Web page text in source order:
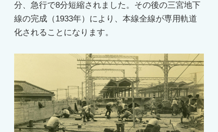
分、急行で8分短縮されました。その後の三宮地下
線の完成（1933年）により、本線全線が専用軌道
化されることになります。